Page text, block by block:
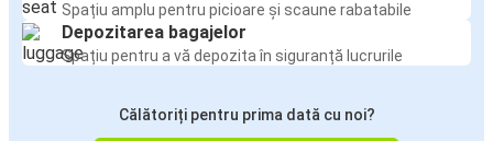
Spațiu amplu pentru picioare și scaune rabatabile
Depozitarea bagajelor
Spațiu pentru a vă depozita în siguranță lucrurile
Călătoriți pentru prima dată cu noi?